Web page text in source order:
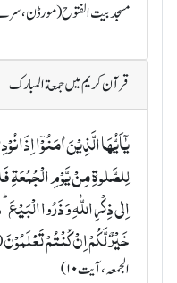
مسجدبیت الفتوح (مورڈن،
قرآن کریم میں جمعة المبارک
یٰۤاَیُّہَا الَّذِیۡنَ اٰمَنُوۡۤا اِذَا
لِلصَّلٰوۃِ مِنۡ یَّوۡمِ الۡجُمُعَۃِ
اِلٰی ذِکۡرِ اللّٰہِ وَ ذَرُوا
خَیۡرٌ لَّکُمۡ اِنۡ کُنۡتُمۡ تَعۡلَمُوۡنَ
الجمعہ، آیت ۱۰)